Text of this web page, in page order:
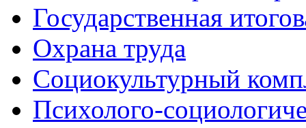
Государственная
Охрана труда
Социокультурный
Психолого-